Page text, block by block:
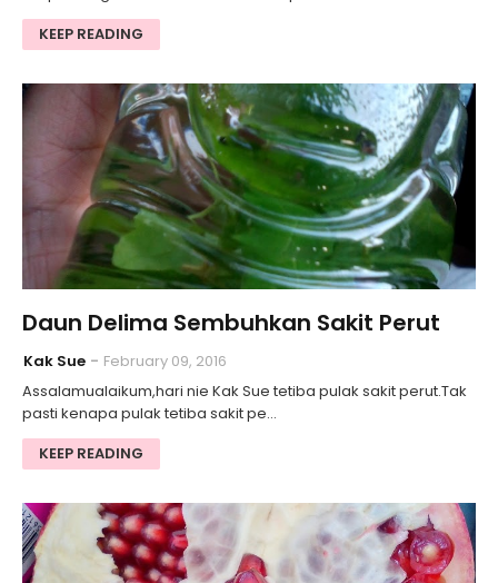
KEEP READING
Daun Delima Sembuhkan Sakit Perut
Kak Sue
February 09, 2016
Assalamualaikum,hari nie Kak Sue tetiba pulak sakit perut.Tak
pasti kenapa pulak tetiba sakit pe…
KEEP READING